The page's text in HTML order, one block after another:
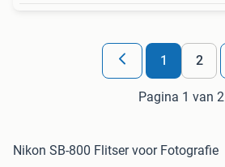
1 2
Pagina 1 van 2
Nikon SB-800 Flitser voor Fotografie